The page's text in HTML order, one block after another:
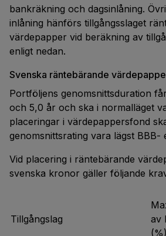
bankräkning och dagsinlåning.
inlåning hänförs tillgångsslaget
värdepapper vid beräkning av
enligt nedan.
Svenska räntebärande
Portföljens genomsnittsduration
och 5,0 år och ska i normalläget
placeringar i värdepappersfond
genomsnittsrating vara lägst BBB-
Vid placering i räntebärande
svenska kronor gäller följande
Tillgångslag
av
(%)